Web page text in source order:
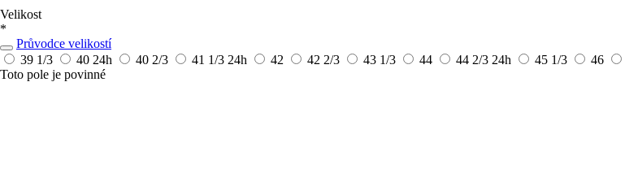
Velikost
*
Průvodce velikostí
39 1/3
40 24h 40 2/3 41 1/3 24h 42 42 2/3 43 1/3 44 44 2/3 24h 45 1/3 46
Toto pole je povinné